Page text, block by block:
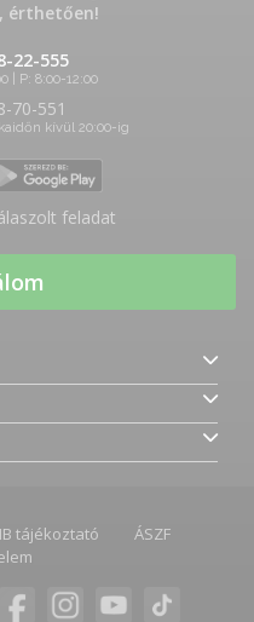
érthetően!
22-555
| P: 8:00-12:00
70-551
kívül 20:00-ig
feladat
tájékoztató
ÁSZF